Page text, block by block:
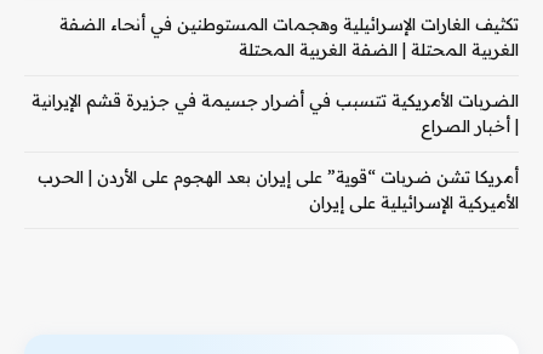
تكثيف الغارات الإسرائيلية وهجمات المستوطنين في أنحاء الضفة
الغربية المحتلة | الضفة الغربية المحتلة
الضربات الأمريكية تتسبب في أضرار جسيمة في جزيرة قشم الإيرانية
| أخبار الصراع
أمريكا تشن ضربات “قوية” على إيران بعد الهجوم على الأردن | الحرب
الأميركية الإسرائيلية على إيران